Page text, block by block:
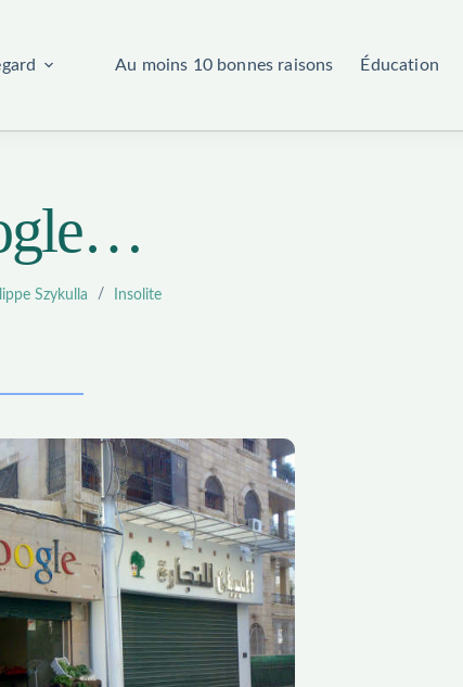
Au moins 10 bonnes raisons Éducation
Szykulla Insolite